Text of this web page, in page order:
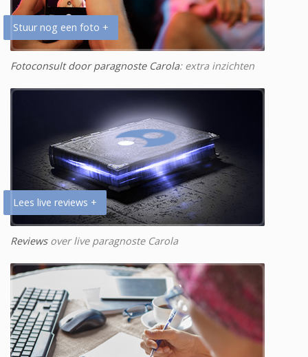
Stuur nog een foto +
Fotoconsult door paragnoste Carola: extra inzichten
Lees live reviews +
Reviewsover live paragnoste Carola